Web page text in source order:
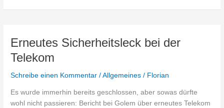
ist
Erneutes Sicherheitsleck bei der
Telekom
Schreibe einen Kommentar /Allgemeines / Florian
Es wurde immerhin bereits geschlossen, aber sowas dürfte
wohl nicht passieren: Bericht bei Golem über erneutes Telekom